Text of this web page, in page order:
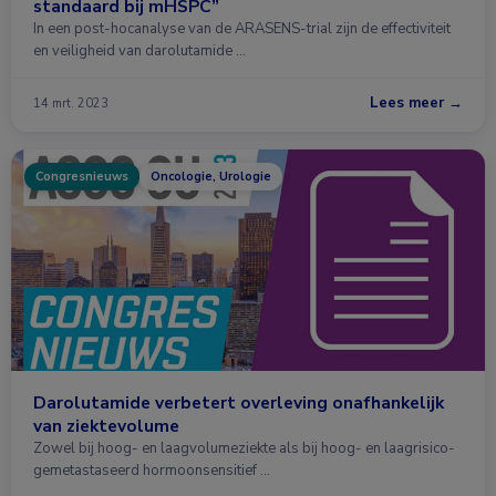
standaard bij mHSPC”
In een post-hocanalyse van de ARASENS-trial zijn de effectiviteit
en veiligheid van darolutamide …
14 mrt. 2023 Lees meer →
Congresnieuws Oncologie, Urologie
Darolutamide verbetert overleving onafhankelijk
van ziektevolume
Zowel bij hoog- en laagvolumeziekte als bij hoog- en laagrisico-
gemetastaseerd hormoonsensitief …